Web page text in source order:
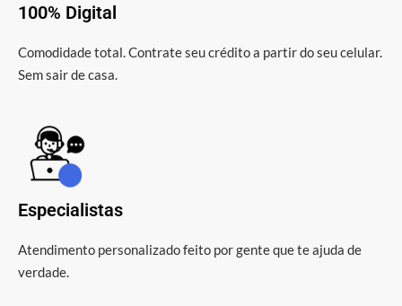
100% Digital
Comodidade total. Contrate seu crédito a partir do seu celular.
Sem sair de casa.
Especialistas
Atendimento personalizado feito por gente que te ajuda de
verdade.